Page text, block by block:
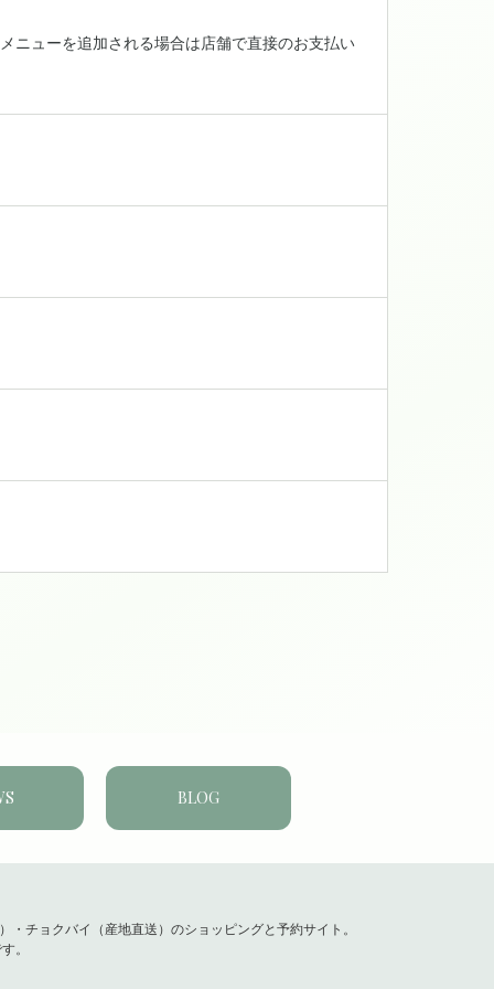
ニューを追加される場合は店舗で直接のお支払い
BLOG
チョクバイ（産地直送）のショッピングと予約サイト。
。